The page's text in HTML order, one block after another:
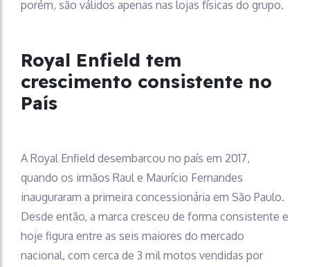
porém, são válidos apenas nas lojas físicas do grupo.
Royal Enfield tem
crescimento consistente no
País
A Royal Enfield desembarcou no país em 2017,
quando os irmãos Raul e Maurício Fernandes
inauguraram a primeira concessionária em São Paulo.
Desde então, a marca cresceu de forma consistente e
hoje figura entre as seis maiores do mercado
nacional, com cerca de 3 mil motos vendidas por